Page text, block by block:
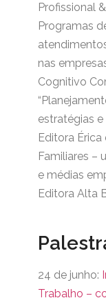
Profissional
Programas
nas
Cognitivo
estratégias
Editora
Familiares –
e médias
Editora Alta
24 de junho:
Trabalho –